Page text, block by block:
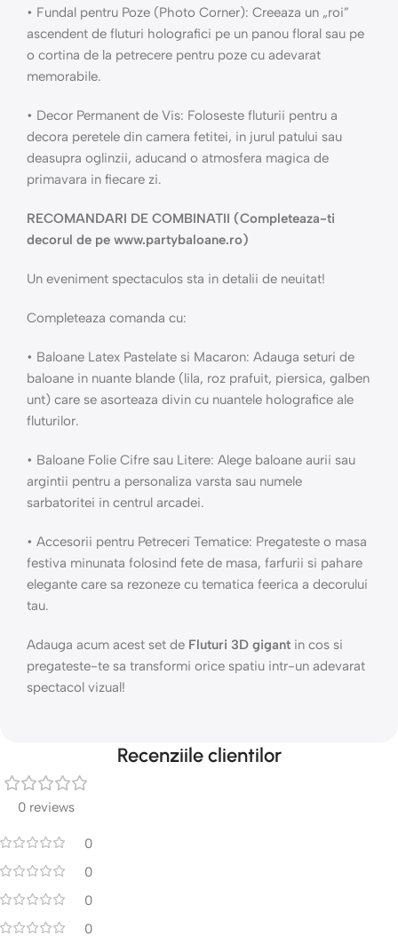
• Fundal pentru Poze (Photo Corner): Creeaza un „roi”
ascendent de fluturi holografici pe un panou floral sau pe
o cortina de la petrecere pentru poze cu adevarat
memorabile.
• Decor Permanent de Vis: Foloseste fluturii pentru a
decora peretele din camera fetitei, in jurul patului sau
deasupra oglinzii, aducand o atmosfera magica de
primavara in fiecare zi.
RECOMANDARI DE COMBINATII (Completeaza-ti
decorul de pe www.partybaloane.ro)
Un eveniment spectaculos sta in detalii de neuitat!
Completeaza comanda cu:
• Baloane Latex Pastelate si Macaron: Adauga seturi de
baloane in nuante blande (lila, roz prafuit, piersica, galben
unt) care se asorteaza divin cu nuantele holografice ale
fluturilor.
• Baloane Folie Cifre sau Litere: Alege baloane aurii sau
argintii pentru a personaliza varsta sau numele
sarbatoritei in centrul arcadei.
• Accesorii pentru Petreceri Tematice: Pregateste o masa
festiva minunata folosind fete de masa, farfurii si pahare
elegante care sa rezoneze cu tematica feerica a decorului
tau.
Adauga acum acest set de Fluturi 3D gigant in cos si
pregateste-te sa transformi orice spatiu intr-un adevarat
spectacol vizual!
Recenziile clientilor
0 reviews
0
0
0
0